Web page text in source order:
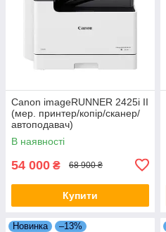
Canon imageRUNNER 2425i II
(мер. принтер/копір/сканер/
автоподавач)
В наявності
54 000 ₴ 68 900 ₴
Купити
Новинка –13%